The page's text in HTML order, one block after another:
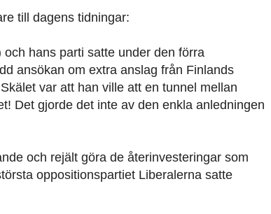
till dagens tidningar:
hans parti satte under den förra
ansökan om extra anslag från Finlands
var att han ville att en tunnel mellan
Det gjorde det inte av den enkla anledningen
och rejält göra de återinvesteringar som
oppositionspartiet Liberalerna satte